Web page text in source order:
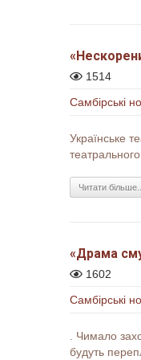
1514
Самбірські
Українське
Читати
«Драма
1602
Самбірські
. Чимало
будуть